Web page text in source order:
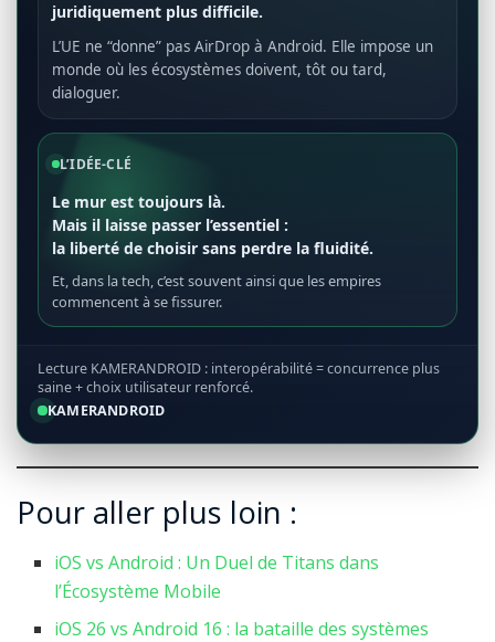
juridiquement plus difficile.
L’UE ne “donne” pas AirDrop à Android. Elle impose un
monde où les écosystèmes doivent, tôt ou tard,
dialoguer.
L’IDÉE-CLÉ
Le mur est toujours là.
Mais il laisse passer l’essentiel :
la liberté de choisir sans perdre la fluidité.
Et, dans la tech, c’est souvent ainsi que les empires
commencent à se fissurer.
Lecture KAMERANDROID : interopérabilité = concurrence plus
saine + choix utilisateur renforcé.
KAMERANDROID
Pour aller plus loin :
iOS vs Android : Un Duel de Titans dans
l’Écosystème Mobile
iOS 26 vs Android 16 : la bataille des systèmes